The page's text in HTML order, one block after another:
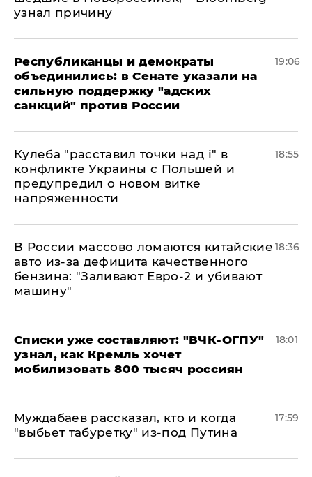
узнал причину
Республиканцы и демократы
объединились: в Сенате указали на
сильную поддержку "адских
санкций" против России
19:06
Кулеба "расставил точки над і" в
конфликте Украины с Польшей и
предупредил о новом витке
напряженности
18:55
В России массово ломаются китайские
авто из-за дефицита качественного
бензина: "Заливают Евро-2 и убивают
машину"
18:36
Списки уже составляют: "ВЧК-ОГПУ"
узнал, как Кремль хочет
мобилизовать 800 тысяч россиян
18:01
Муждабаев рассказал, кто и когда
"выбьет табуретку" из-под Путина
17:59